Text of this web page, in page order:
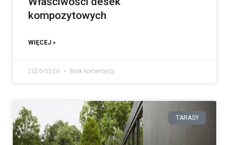
kompozytowych
WIĘCEJ »
2026-03-26 Brak komentarzy
TARASY